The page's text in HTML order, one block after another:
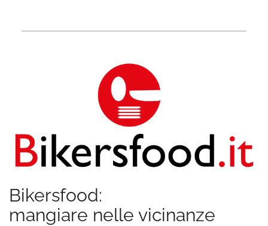
Bikersfood:
mangiare nelle vicinanze